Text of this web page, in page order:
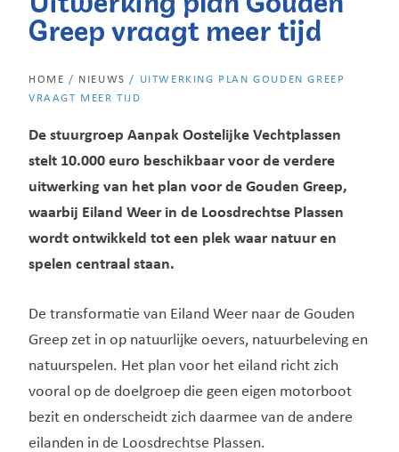
Greep vraagt meer tijd
HOME / NIEUWS /
UITWERKING PLAN GOUDEN GREEP
VRAAGT MEER TIJD
De stuurgroep Aanpak Oostelijke Vechtplassen
stelt 10.000 euro beschikbaar voor de verdere
uitwerking van het plan voor de Gouden Greep,
waarbij Eiland Weer in de Loosdrechtse Plassen
wordt ontwikkeld tot een plek waar natuur en
spelen centraal staan.
De transformatie van Eiland Weer naar de Gouden
Greep zet in op natuurlijke oevers, natuurbeleving en
natuurspelen. Het plan voor het eiland richt zich
vooral op de doelgroep die geen eigen motorboot
bezit en onderscheidt zich daarmee van de andere
eilanden in de Loosdrechtse Plassen.